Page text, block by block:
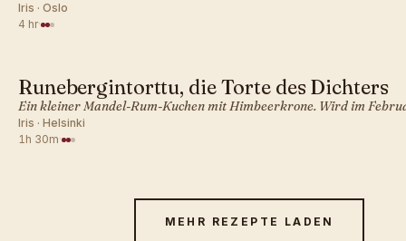
Iris · Oslo
4 hr·
SKANDINAVISCH · GEBÄCK
Runebergintorttu, die Torte des Dichters
Ein kleiner Mandel-Rum-Kuchen mit Himbeerkrone. Wird im
Iris · Helsinki
1h 30m·
MEHR REZEPTE LADEN